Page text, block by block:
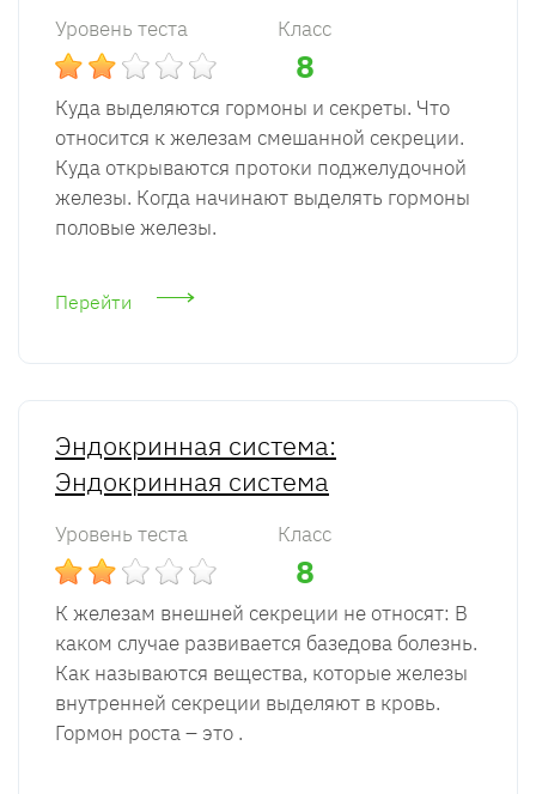
Уровень теста Класс
8
Куда выделяются гормоны и секреты. Что
относится к железам смешанной секреции.
Куда открываются протоки поджелудочной
железы. Когда начинают выделять гормоны
половые железы.
Перейти
Эндокринная система:
Эндокринная система
Уровень теста Класс
8
К железам внешней секреции не относят: В
каком случае развивается базедова болезнь.
Как называются вещества, которые железы
внутренней секреции выделяют в кровь.
Гормон роста – это .